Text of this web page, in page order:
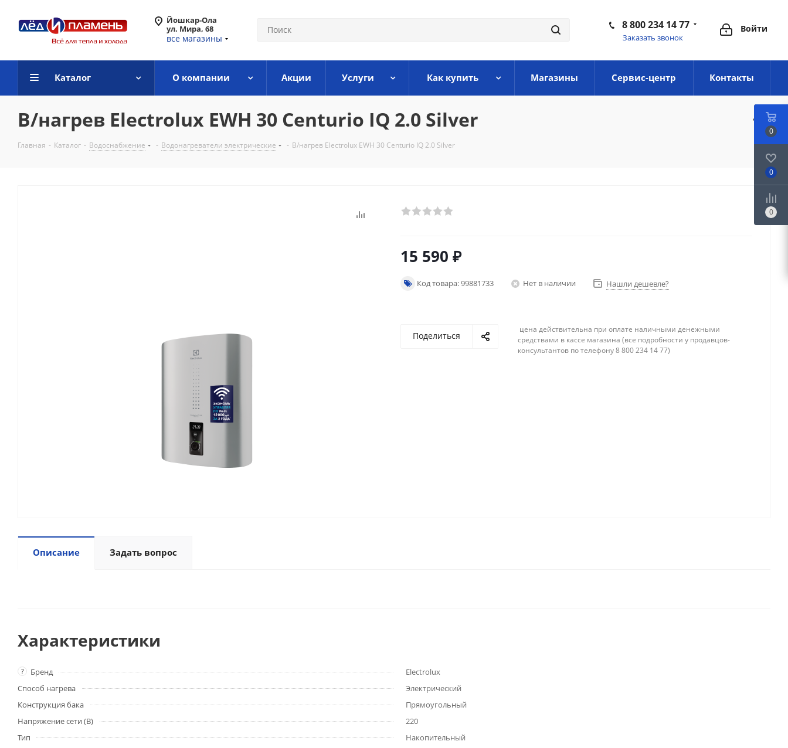
Йошкар-Ола
ул. Мира, 68
все магазины
Войти
8 800 234 14 77
Заказать звонок
Каталог О компании Акции Услуги Как купить Магазины Сервис-центр Контакты
В/нагрев Electrolux EWH 30 Centurio IQ 2.0 Silver
Главная - Каталог - Водоснабжение - Водонагреватели электрические - В/нагрев Electrolux EWH 30 Centurio IQ 2.0 Silver
15 590 ₽
Код товара: 99881733 Нет в наличии Нашли дешевле?
Поделиться
цена действительна при оплате наличными денежными
средствами в кассе магазина (все подробности у продавцов-
консультантов по телефону 8 800 234 14 77)
Описание Задать вопрос
Характеристики
? Бренд
Electrolux
Способ нагрева
Электрический
Конструкция бака
Прямоугольный
Напряжение сети (В)
220
Тип
Накопительный
0
0
0